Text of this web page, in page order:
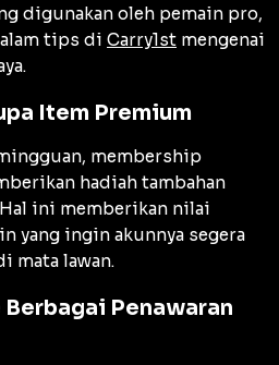
digunakan oleh pemain pro,
tips di Carry1st mengenai
Item Premium
membership
hadiah tambahan
ini memberikan nilai
yang ingin akunnya segera
mata lawan.
Penawaran